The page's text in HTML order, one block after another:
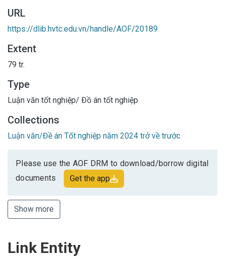
URL
https://dlib.hvtc.edu.vn/handle/AOF/20189
Extent
79 tr.
Type
Luận văn tốt nghiệp/ Đồ án tốt nghiệp
Collections
Luận văn/Đề án Tốt nghiệp năm 2024 trở về trước
Please use the AOF DRM to download/borrow digital
documents
Get the app
Show more
Link Entity